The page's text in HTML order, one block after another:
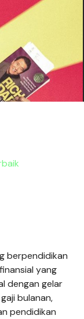
berpendidikan
yang
dengan gelar
bulanan,
pendidikan